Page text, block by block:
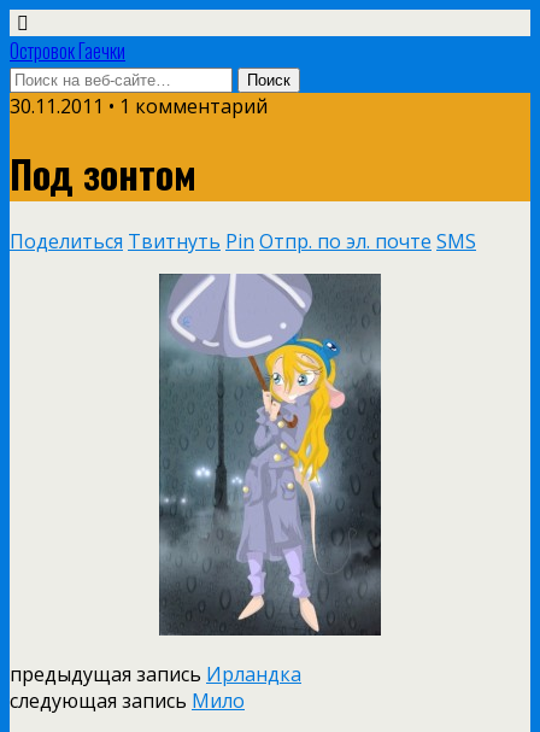
Островок Гаечки
30.11.2011 • 1 комментарий
Под зонтом
Поделиться Твитнуть Pin Отпр. по эл. почте SMS
предыдущая запись Ирландка
следующая запись Мило